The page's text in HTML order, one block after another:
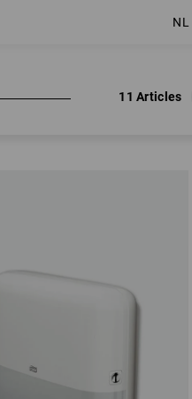
NL
11 Articles
11 Articles